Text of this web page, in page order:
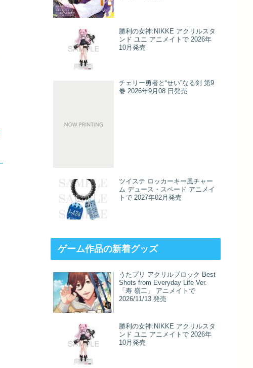
勝利の女神:NIKKE アクリルスタ
ンド ユニ アニメイトで 2026年
10月発売
チェリー勇者と“せい”なる剣 第9
巻 2026年9月08 日発売
ツイステ ロッカーキー風チャー
ム デュース・スペード アニメイ
トで 2027年02月発売
ゲーム作品の新着グッズ
うたプリ アクリルブロック Best
Shots from Everyday Life Ver.
「寿 嶺二」 アニメイトで
2026/11/13 発売
勝利の女神:NIKKE アクリルスタ
ンド ユニ アニメイトで 2026年
10月発売